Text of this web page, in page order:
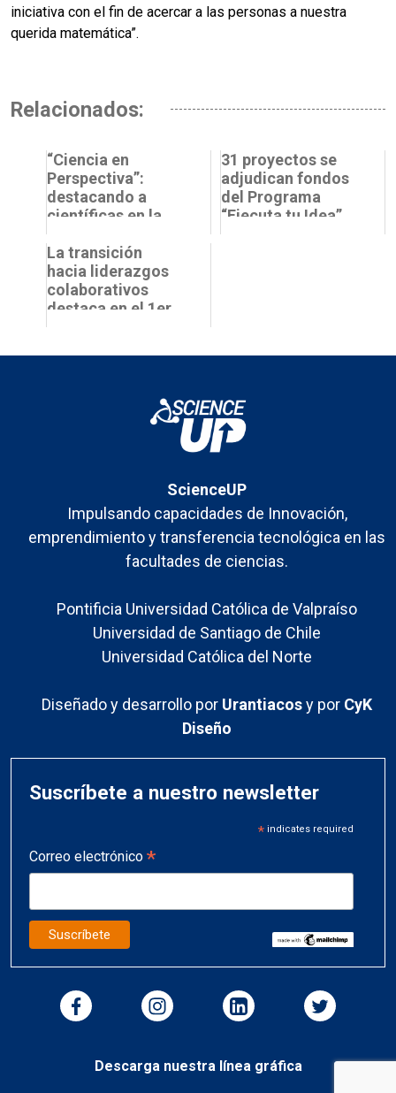
iniciativa con el fin de acercar a las personas a nuestra
querida matemática”.
Relacionados:
“Ciencia en
Perspectiva”:
destacando a
científicas en la
del 8M
31 proyectos se
adjudican fondos
del Programa
“Ejecuta tu Idea”
La transición
hacia liderazgos
colaborativos
destaca en el 1er
ScienceUP
Impulsando capacidades de Innovación,
emprendimiento y transferencia tecnológica en las
facultades de ciencias.
Pontificia Universidad Católica de Valpraíso
Universidad de Santiago de Chile
Universidad Católica del Norte
Diseñado y desarrollo por Urantiacosy por CyK
Diseño
Suscríbete a nuestro newsletter
*indicates required
Correo electrónico *
Descarga nuestra línea gráfica